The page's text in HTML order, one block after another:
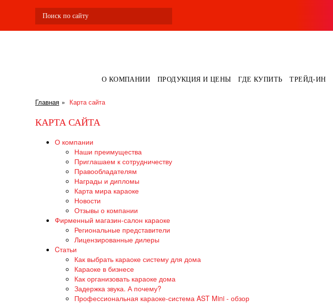
О КОМПАНИИ ПРОДУКЦИЯ И ЦЕНЫ ГДЕ КУПИТЬ ТРЕЙД-ИН
Главная Карта сайта
КАРТА САЙТА
О компании
Наши преимущества
Приглашаем к сотрудничеству
Правообладателям
Награды и дипломы
Карта мира караоке
Новости
Отзывы о компании
Фирменный магазин-салон караоке
Региональные представители
Лицензированные дилеры
Cтатьи
Как выбрать караоке систему для дома
Караоке в бизнесе
Как организовать караоке дома
Задержка звука. А почему?
Профессиональная караоке-система AST Mini - обзор